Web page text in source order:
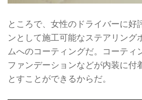
ところで、女性のドライバーに好
ンとして施工可能なステアリング
ムへのコーティングだ。コーティ
ファンデーションなどが内装に付
とすことができるからだ。